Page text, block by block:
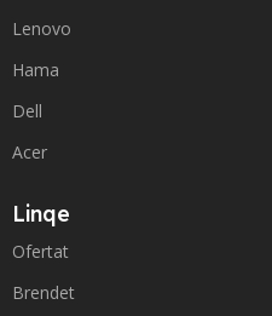
Lenovo
Hama
Dell
Acer
Linqe
Ofertat
Brendet